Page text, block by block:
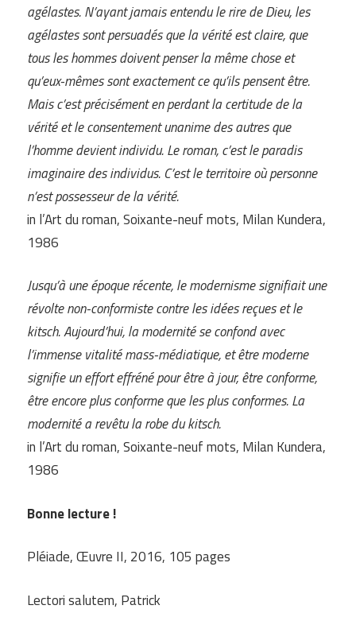
agélastes. N’ayant jamais entendu le rire de Dieu, les
agélastes sont persuadés que la vérité est claire, que
tous les hommes doivent penser la même chose et
qu’eux-mêmes sont exactement ce qu’ils pensent être.
Mais c’est précisément en perdant la certitude de la
vérité et le consentement unanime des autres que
l’homme devient individu. Le roman, c’est le paradis
imaginaire des individus. C’est le territoire où personne
n’est possesseur de la vérité.
in l’Art du roman, Soixante-neuf mots, Milan Kundera,
1986
Jusqu’à une époque récente, le modernisme signifiait une
révolte non-conformiste contre les idées reçues et le
kitsch. Aujourd’hui, la modernité se confond avec
l’immense vitalité mass-médiatique, et être moderne
signifie un effort effréné pour être à jour, être conforme,
être encore plus conforme que les plus conformes. La
modernité a revêtu la robe du kitsch.
in l’Art du roman, Soixante-neuf mots, Milan Kundera,
1986
Bonne lecture !
Pléiade, Œuvre II, 2016, 105 pages
Lectori salutem, Patrick